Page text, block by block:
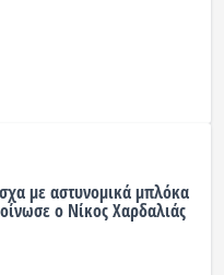
με αστυνομικά μπλόκα
ο Νίκος Χαρδαλιάς